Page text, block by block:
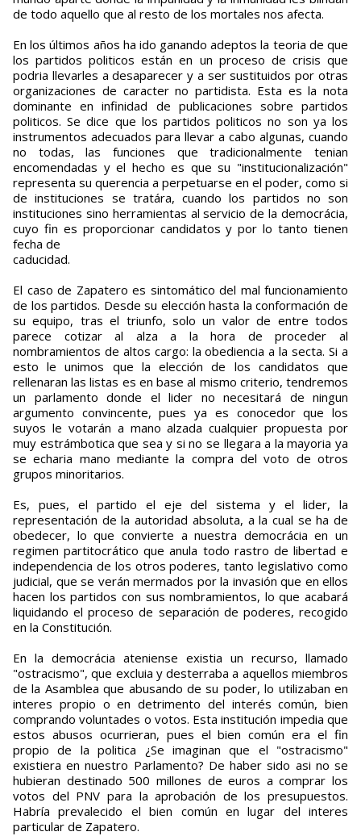
de todo aquello que al resto de los mortales nos afecta.
En los últimos años ha ido ganando adeptos la teoria de que
los partidos politicos están en un proceso de crisis que
podria llevarles a desaparecer y a ser sustituidos por otras
organizaciones de caracter no partidista. Esta es la nota
dominante en infinidad de publicaciones sobre partidos
politicos. Se dice que los partidos politicos no son ya los
instrumentos adecuados para llevar a cabo algunas, cuando
no todas, las funciones que tradicionalmente tenian
encomendadas y el hecho es que su "institucionalización"
representa su querencia a perpetuarse en el poder, como si
de instituciones se tratára, cuando los partidos no son
instituciones sino herramientas al servicio de la democrácia,
cuyo fin es proporcionar candidatos y por lo tanto tienen
fecha de
caducidad.
El caso de Zapatero es sintomático del mal funcionamiento
de los partidos. Desde su elección hasta la conformación de
su equipo, tras el triunfo, solo un valor de entre todos
parece cotizar al alza a la hora de proceder al
nombramientos de altos cargo: la obediencia a la secta. Si a
esto le unimos que la elección de los candidatos que
rellenaran las listas es en base al mismo criterio, tendremos
un parlamento donde el lider no necesitará de ningun
argumento convincente, pues ya es conocedor que los
suyos le votarán a mano alzada cualquier propuesta por
muy estrámbotica que sea y si no se llegara a la mayoria ya
se echaria mano mediante la compra del voto de otros
grupos minoritarios.
Es, pues, el partido el eje del sistema y el lider, la
representación de la autoridad absoluta, a la cual se ha de
obedecer, lo que convierte a nuestra democrácia en un
regimen partitocrático que anula todo rastro de libertad e
independencia de los otros poderes, tanto legislativo como
judicial, que se verán mermados por la invasión que en ellos
hacen los partidos con sus nombramientos, lo que acabará
liquidando el proceso de separación de poderes, recogido
en la Constitución.
En la democrácia ateniense existia un recurso, llamado
"ostracismo", que excluia y desterraba a aquellos miembros
de la Asamblea que abusando de su poder, lo utilizaban en
interes propio o en detrimento del interés común, bien
comprando voluntades o votos. Esta institución impedia que
estos abusos ocurrieran, pues el bien común era el fin
propio de la politica ¿Se imaginan que el "ostracismo"
existiera en nuestro Parlamento? De haber sido asi no se
hubieran destinado 500 millones de euros a comprar los
votos del PNV para la aprobación de los presupuestos.
Habría prevalecido el bien común en lugar del interes
particular de Zapatero.